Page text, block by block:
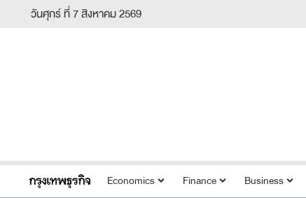
วันศุกร์ ที่ 7 สิงหาคม 2569
Economics Finance Business